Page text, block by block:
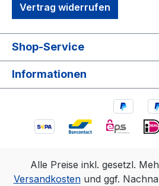
Vertrag widerrufen
Shop-Service
Informationen
Alle Preise inkl. gesetzl.
Versandkostenund ggf.